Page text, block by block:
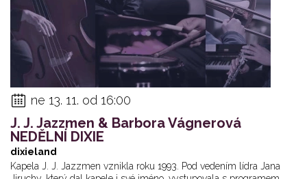
ne 13. 11. od 16:00
J. J. Jazzmen & Barbora Vágnerová
NEDĚLNÍ DIXIE
dixieland
Kapela J. J. Jazzmen vznikla roku 1993. Pod vedením lídra Jana